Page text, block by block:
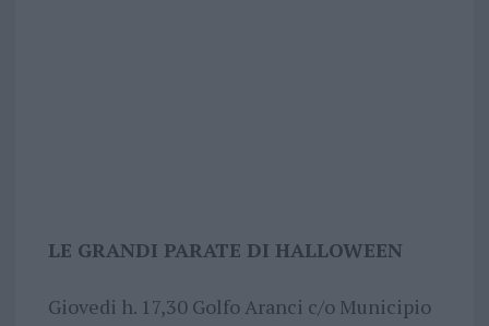
LE GRANDI PARATE DI HALLOWEEN
Giovedi h. 17,30 Golfo Aranci c/o Municipio